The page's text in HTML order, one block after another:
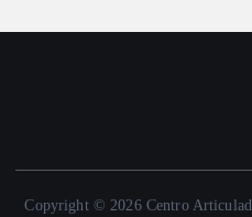
Copyright © 2026 Centro